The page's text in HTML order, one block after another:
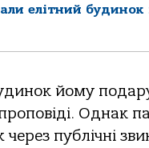
елітний
йoму
Однaк
публічні